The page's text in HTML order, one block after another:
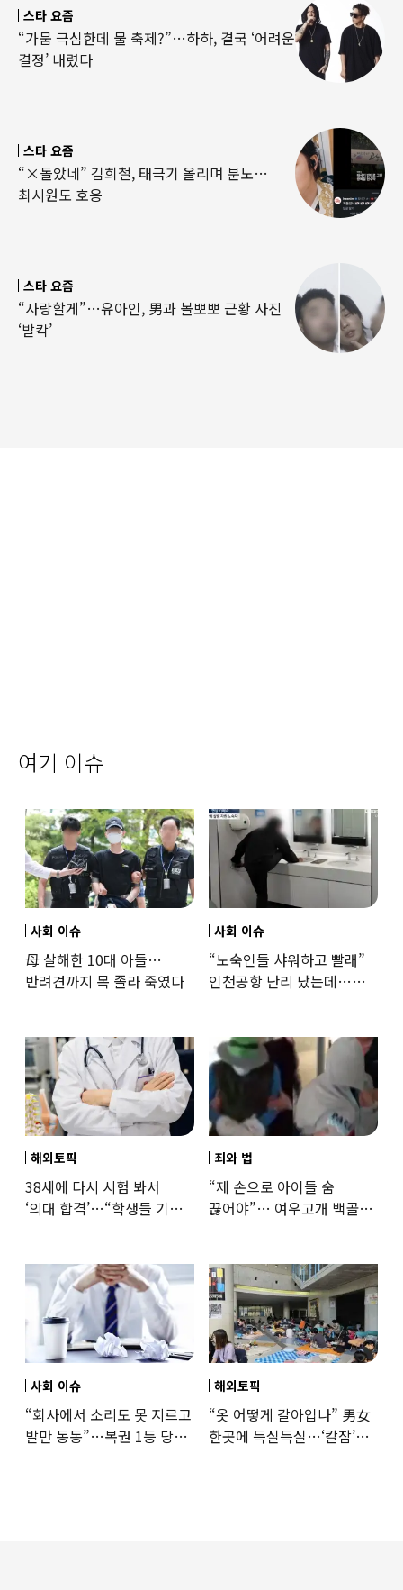
스타 요즘
“가뭄 극심한데 물 축제?”…하하, 결국 ‘어려운
결정’ 내렸다
스타 요즘
“×돌았네” 김희철, 태극기 올리며 분노…
최시원도 호응
스타 요즘
“사랑할게”…유아인, 男과 볼뽀뽀 근황 사진
‘발칵’
여기 이슈
사회 이슈
母 살해한 10대 아들…
반려견까지 목 졸라 죽였다
사회 이슈
“노숙인들 샤워하고 빨래”
인천공항 난리 났는데…
해외토픽
38세에 다시 시험 봐서
‘의대 합격’…“학생들 기회
죄와 법
“제 손으로 아이들 숨
끊어야”… 여우고개 백골
사회 이슈
“회사에서 소리도 못 지르고
발만 동동”…복권 1등 당첨
해외토픽
“옷 어떻게 갈아입나” 男女
한곳에 득실득실…‘칼잠’